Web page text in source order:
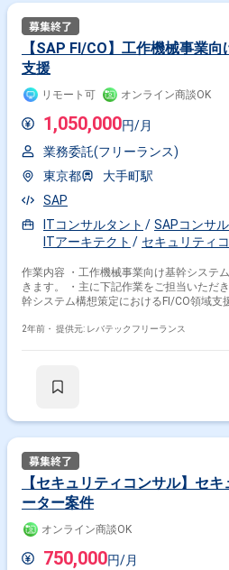
【SAP FI/CO】工作機械事業
支援
リモート可 オンライン商談OK
1,050,000円/月
業務委託(フリーランス)
東京都
大手町駅
SAP
ITコンサルタント
SAPコンサ
ITアーキテクト
セキュリティ
作業内容 ・工作機械事業向け基幹システ
きます。 ・主に下記作業をご担当いた
幹システム構想策定におけるFI/CO領域支
現状拠点のSAP適合分析における業務ヒア
2年前・ 提供元: レバテックフリーランス
【セキュリティコンサル】セ
ーター案件
オンライン商談OK
750,000円/月